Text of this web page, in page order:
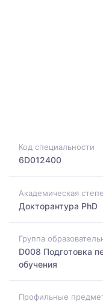
Код специальности
6D012400
Академическая
Докторантура PhD
Группа
D008 Подготовка
обучения
Профильные